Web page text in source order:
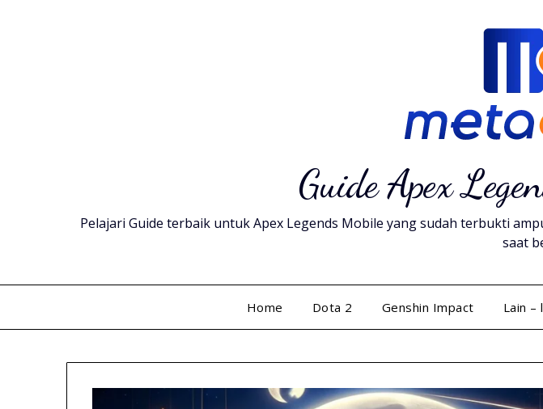
Guide Apex
Pelajari Guide terbaik untuk Apex Legends Mobile yang sudah terbukti
saat
Home Dota 2 Genshin Impact Lain –